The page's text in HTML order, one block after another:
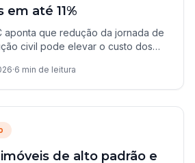
em até 11%
aponta que redução da jornada de
civil pode elevar o custo dos
·6 min de leitura
de alto padrão e